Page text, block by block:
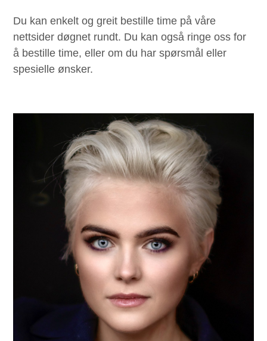
Du kan enkelt og greit bestille time på våre
nettsider døgnet rundt. Du kan også ringe oss for
å bestille time, eller om du har spørsmål eller
spesielle ønsker.